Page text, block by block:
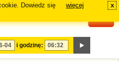
Dowiedz się
więcej x
i godzinę: